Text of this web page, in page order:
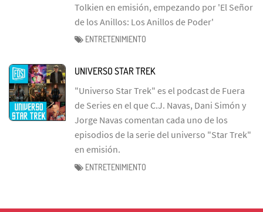
Tolkien en emisión, empezando por 'El Señor
de los Anillos: Los Anillos de Poder'
ENTRETENIMIENTO
UNIVERSO STAR TREK
"Universo Star Trek" es el podcast de Fuera
de Series en el que C.J. Navas, Dani Simón y
Jorge Navas comentan cada uno de los
episodios de la serie del universo "Star Trek"
en emisión.
ENTRETENIMIENTO